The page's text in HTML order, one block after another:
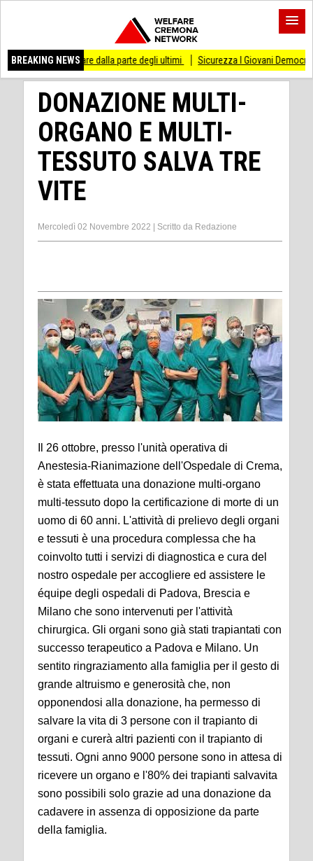
BREAKING NEWS
dalla parte degli ultimi Sicurezza I Giovani Democratici ribattono ai
DONAZIONE MULTI-
ORGANO E MULTI-
TESSUTO SALVA TRE
VITE
Mercoledì 02 Novembre 2022 Scritto da Redazione
Il 26 ottobre, presso l'unità operativa di
Anestesia-Rianimazione dell'Ospedale di Crema,
è stata effettuata una donazione multi-organo
multi-tessuto dopo la certificazione di morte di un
uomo di 60 anni. L'attività di prelievo degli organi
e tessuti è una procedura complessa che ha
coinvolto tutti i servizi di diagnostica e cura del
nostro ospedale per accogliere ed assistere le
équipe degli ospedali di Padova, Brescia e
Milano che sono intervenuti per l'attività
chirurgica. Gli organi sono già stati trapiantati con
successo terapeutico a Padova e Milano. Un
sentito ringraziamento alla famiglia per il gesto di
grande altruismo e generosità che, non
opponendosi alla donazione, ha permesso di
salvare la vita di 3 persone con il trapianto di
organi e curerà altri pazienti con il trapianto di
tessuti. Ogni anno 9000 persone sono in attesa di
ricevere un organo e l'80% dei trapianti salvavita
sono possibili solo grazie ad una donazione da
cadavere in assenza di opposizione da parte
della famiglia.